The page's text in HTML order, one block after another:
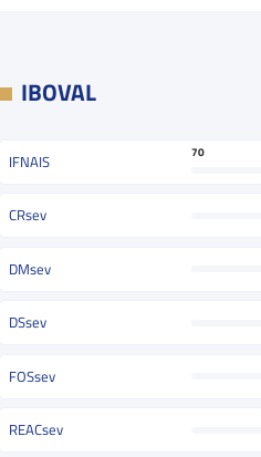
IBOVAL
IFNAIS 70
CRsev
DMsev
DSsev
FOSsev
REACsev